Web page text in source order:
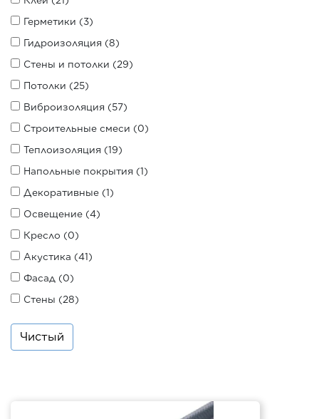
Герметики (3)
Гидроизоляция (8)
Стены и потолки (29)
Потолки (25)
Виброизоляция (57)
Строительные смеси (0)
Теплоизоляция (19)
Напольные покрытия (1)
Декоративные (1)
Освещение (4)
Кресло (0)
Акустика (41)
Фасад (0)
Стены (28)
Чистый